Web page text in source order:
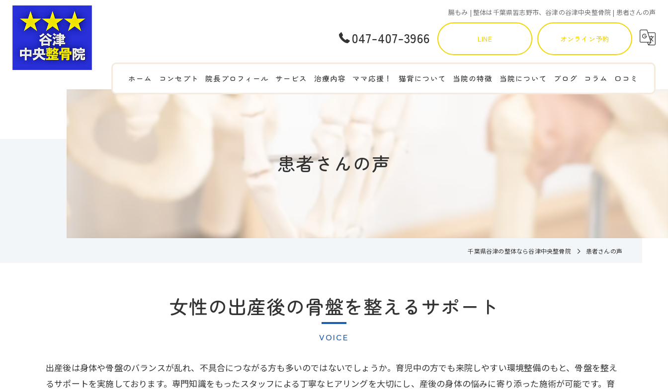
腸もみ | 整体は千葉県習志野市、谷津の谷津中央整骨院 | 患者さんの声
047-407-3966 LINE オンライン予約
ホーム コンセプト 院長プロフィール サービス 治療内容 ママ応援！ 猫背について 当院の特徴 当院について ブログ コラム 口コミ
患者さんの声
千葉県谷津の整体なら谷津中央整骨院 患者さんの声
女性の出産後の骨盤を整えるサポート
VOICE
出産後は身体や骨盤のバランスが乱れ、不具合につながる方も多いのではないでしょうか。育児中の方でも来院しやすい環境整備のもと、骨盤を整え
るサポートを実施しております。専門知識をもったスタッフによる丁寧なヒアリングを大切にし、産後の身体の悩みに寄り添った施術が可能です。育